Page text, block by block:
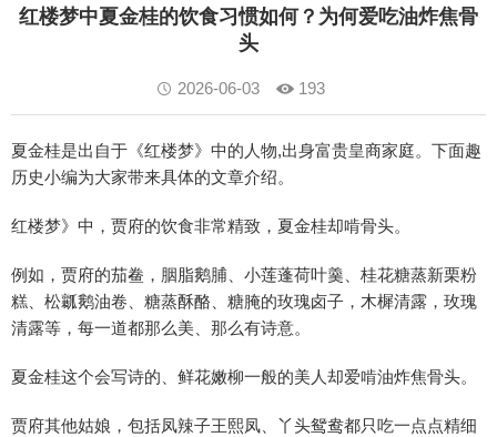
红楼梦中夏金桂的饮食习惯如何？为何爱吃油炸焦骨
头
2026-06-03 193
夏金桂是出自于《红楼梦》中的人物,出身富贵皇商家庭。下面趣
历史小编为大家带来具体的文章介绍。
红楼梦》中，贾府的饮食非常精致，夏金桂却啃骨头。
例如，贾府的茄鲞，胭脂鹅脯、小莲蓬荷叶羹、桂花糖蒸新栗粉
糕、松瓤鹅油卷、糖蒸酥酪、糖腌的玫瑰卤子，木樨清露，玫瑰
清露等，每一道都那么美、那么有诗意。
夏金桂这个会写诗的、鲜花嫩柳一般的美人却爱啃油炸焦骨头。
贾府其他姑娘，包括凤辣子王熙凤、丫头鸳鸯都只吃一点点精细